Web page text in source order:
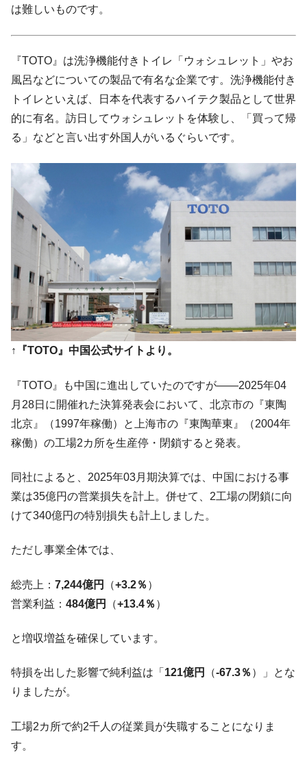
国の過剰生産が世界を蝕む。
『Money1』
【米韓激突案件】韓国消費者院が『クーパ
ン』1人当たり賠償10万ウォンを認定 ⇒ 総額3兆7,000億
『Money1』 韓国で猛暑。南東部では干ばつ
韓国型イージス搭載の次世代駆逐艦
「KDDX」1番艦、2032年竣工と公示
『Money1』
【対日本円】ウォン安が急進！ 日米の協調
に韓国がいっちょがみしたのでは。
『Money1』
韓国政府『BYD』車への補助金を全廃 ⇒ 実
は韓国で『BYD』車は売れている。6カ月で対前年同期比
1.9倍！
『Money1』
在韓米国大使スティールが着韓！⇒ さっそ
く空港に詰めかけ「出て行け！」「極右勢力」のプラカー
ドを掲げる「在韓反米勢力」
『Money1』
韓国政府「2035年までに18.4GW規模のAIデ
ータセンター整備」⇒ だから無理だってば。
『Money1』
JPモルガン「韓国レバレッジETFの清算は
『Money1』
韓国『国民年金公団』株価暴落で200兆蒸
発。
『Money1』
韓国政府「ニセＫ-ブランドを通報しようキ
ャンペーン」⇒ あの名物教授も登場！
ぎ」では。
『Money1』
韓国鉄鋼最大手『POSCO』ズブズブ沈む。
営業利益80.2％も減少
にぶん殴る法案」提出！⇒ クーパン問題は合衆国企業に対
『Money1』
韓国ボンクラ政策室長･金容範、株価暴落に
他人事のような発言。
業績「史上最高益」当期純利益は前年同期比13.4倍に。
『Money1』
韓国･加徳島新国際空港「またも暗礁」の危
機 ⇒ 10.7兆では損が出るからできない。
発動！
は難しいものです。
『TOTO』は洗浄機能付きトイレ「ウォシュレット」やお
風呂などについての製品で有名な企業です。洗浄機能付き
トイレといえば、日本を代表するハイテク製品として世界
的に有名。訪日してウォシュレットを体験し、「買って帰
る」などと言い出す外国人がいるぐらいです。
↑『TOTO』中国公式サイトより。
『TOTO』も中国に進出していたのですが――2025年04
月28日に開催れた決算発表会において、北京市の『東陶
北京』（1997年稼働）と上海市の『東陶華東』（2004年
稼働）の工場2カ所を生産停・閉鎖すると発表。
同社によると、2025年03月期決算では、中国における事
業は35億円の営業損失を計上。併せて、2工場の閉鎖に向
けて340億円の特別損失も計上しました。
ただし事業全体では、
総売上： 7,244億円 （+3.2％ ）
営業利益： 484億円 （+13.4％ ）
と増収増益を確保しています。
特損を出した影響で純利益は「 121億円 （-67.3％ ）」とな
りましたが。
工場2カ所で約2千人の従業員が失職することになりま
す。